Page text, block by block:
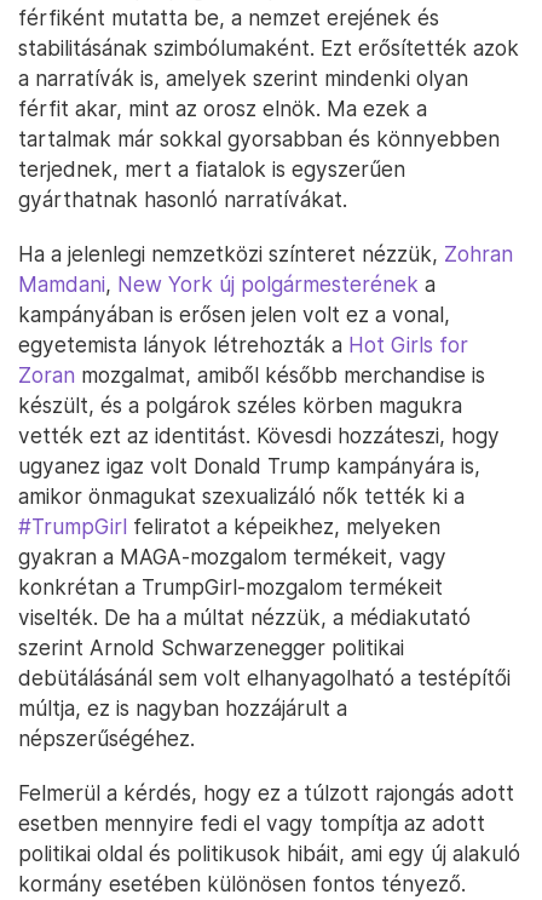
férfiként mutatta be, a nemzet erejének és
stabilitásának szimbólumaként. Ezt erősítették azok
a narratívák is, amelyek szerint mindenki olyan
férfit akar, mint az orosz elnök. Ma ezek a
tartalmak már sokkal gyorsabban és könnyebben
terjednek, mert a fiatalok is egyszerűen
gyárthatnak hasonló narratívákat.
Ha a jelenlegi nemzetközi színteret nézzük, Zohran
Mamdani, New York új polgármesterének a
kampányában is erősen jelen volt ez a vonal,
egyetemista lányok létrehozták a Hot Girls for
Zoran mozgalmat, amiből később merchandise is
készült, és a polgárok széles körben magukra
vették ezt az identitást. Kövesdi hozzáteszi, hogy
ugyanez igaz volt Donald Trump kampányára is,
amikor önmagukat szexualizáló nők tették ki a
#TrumpGirl feliratot a képeikhez, melyeken
gyakran a MAGA-mozgalom termékeit, vagy
konkrétan a TrumpGirl-mozgalom termékeit
viselték. De ha a múltat nézzük, a médiakutató
szerint Arnold Schwarzenegger politikai
debütálásánál sem volt elhanyagolható a testépítői
múltja, ez is nagyban hozzájárult a
népszerűségéhez.
Felmerül a kérdés, hogy ez a túlzott rajongás adott
esetben mennyire fedi el vagy tompítja az adott
politikai oldal és politikusok hibáit, ami egy új alakuló
kormány esetében különösen fontos tényező.